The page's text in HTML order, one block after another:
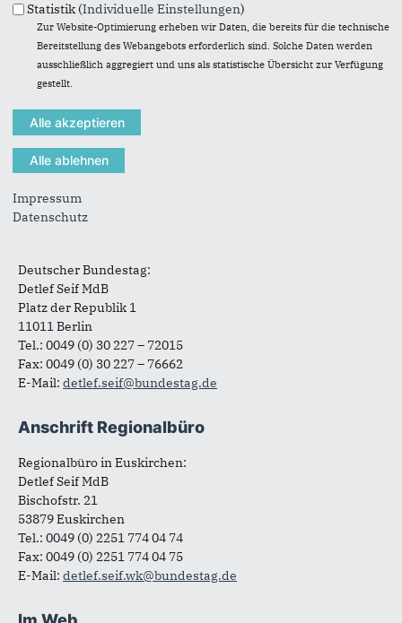
163 mit Fußgängerbrücke zum Bahnhof und regelmäßige
Bahnverbindungen nach Köln und Euskirchen bleibt man in
Weilerswist immer mobil!
Weitere Informationen
Weilerswist
CDU Weilerswist
Deutscher Bundestag:
Detlef Seif MdB
Platz der Republik 1
11011 Berlin
Tel.: 0049 (0) 30 227 – 72015
Fax: 0049 (0) 30 227 – 76662
E-Mail: detlef.seif@bundestag.de
Anschrift Regionalbüro
Regionalbüro in Euskirchen:
Detlef Seif MdB
Bischofstr. 21
53879 Euskirchen
Tel.: 0049 (0) 2251 774 04 74
Fax: 0049 (0) 2251 774 04 75
E-Mail: detlef.seif.wk@bundestag.de
Statistik (Individuelle Einstellungen)
Zur Website-Optimierung erheben wir Daten, die bereits für die technische
Bereitstellung des Webangebots erforderlich sind. Solche Daten werden
ausschließlich aggregiert und uns als statistische Übersicht zur Verfügung
gestellt.
Impressum
Datenschutz